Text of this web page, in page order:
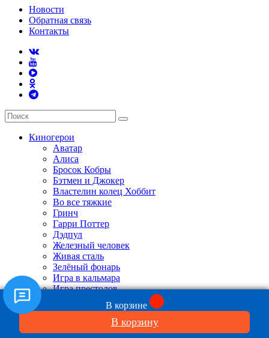
Новости
Обратная связь
Контакты
В корзине
В корзину
Киногерои
Аватар
Алиса
Бросок Кобры
Бэтмен и Джокер
Властелин колец Хоббит
Во все тяжкие
Гринч
Гарри Поттер
Дэдпул
Железный человек
Живая сталь
Зелёный фонарь
Игра в кальмара
Игра престолов
Кинг Конг
Капитан Америка
Люди X